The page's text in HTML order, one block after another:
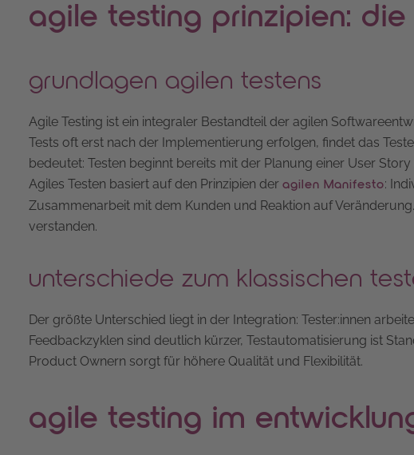
agile testing prinzipien:
grundlagen agilen testens
Agile Testing ist ein integraler Bestandteil der agilen
Tests oft erst nach der Implementierung erfolgen, findet das
bedeutet: Testen beginnt bereits mit der Planung einer User
Agiles Testen basiert auf den Prinzipien der agilen Manifesto:
Zusammenarbeit mit dem Kunden und Reaktion auf
verstanden.
unterschiede zum klassischen
Der größte Unterschied liegt in der Integration: Tester:innen
Feedbackzyklen sind deutlich kürzer, Testautomatisierung ist
Product Ownern sorgt für höhere Qualität und Flexibilität.
agile testing im